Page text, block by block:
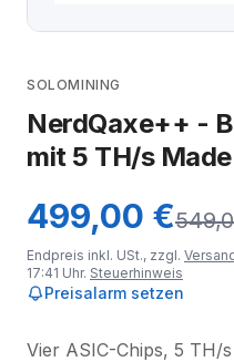
SOLOMINING
NerdQaxe++ -
mit 5 TH/s
499,00 €
Endpreis inkl. USt., zzgl.
17:41 Uhr. Steuerhinweis
Preisalarm setzen
Vier ASIC-Chips, 5 TH/